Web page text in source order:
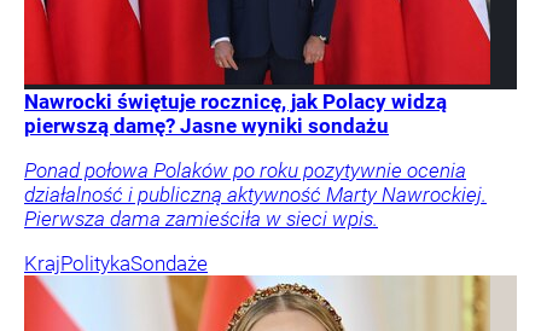
Nawrocki świętuje rocznicę, jak Polacy widzą
pierwszą damę? Jasne wyniki sondażu
Ponad połowa Polaków po roku pozytywnie ocenia
działalność i publiczną aktywność Marty Nawrockiej.
Pierwsza dama zamieściła w sieci wpis.
KrajPolitykaSondaże